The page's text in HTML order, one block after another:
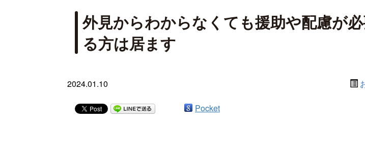
外見からわからなくても援助や配慮が
る方は居ます
2024.01.10
Pocket